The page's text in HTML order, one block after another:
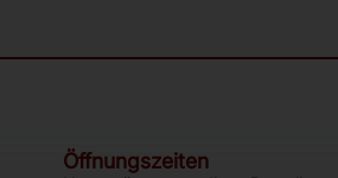
Öffnungszeiten